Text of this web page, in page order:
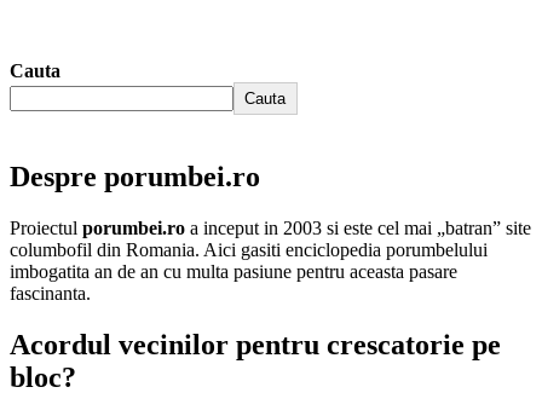
Cauta
Cauta
Despre porumbei.ro
Proiectul porumbei.ro a inceput in 2003 si este cel mai „batran” site
columbofil din Romania. Aici gasiti enciclopedia porumbelului
imbogatita an de an cu multa pasiune pentru aceasta pasare
fascinanta.
Acordul vecinilor pentru crescatorie pe
bloc?